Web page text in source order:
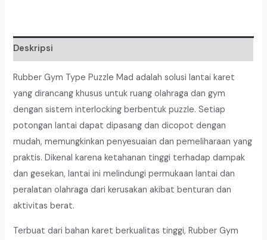
MAD
8
50
CM
Deskripsi
Rubber Gym Type Puzzle Mad adalah solusi lantai karet
yang dirancang khusus untuk ruang olahraga dan gym
dengan sistem interlocking berbentuk puzzle. Setiap
potongan lantai dapat dipasang dan dicopot dengan
mudah, memungkinkan penyesuaian dan pemeliharaan yang
praktis. Dikenal karena ketahanan tinggi terhadap dampak
dan gesekan, lantai ini melindungi permukaan lantai dan
peralatan olahraga dari kerusakan akibat benturan dan
aktivitas berat.
Terbuat dari bahan karet berkualitas tinggi, Rubber Gym